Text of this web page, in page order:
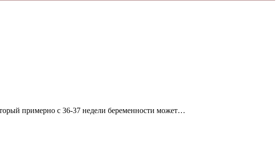
примерно с 36-37 недели беременности может…